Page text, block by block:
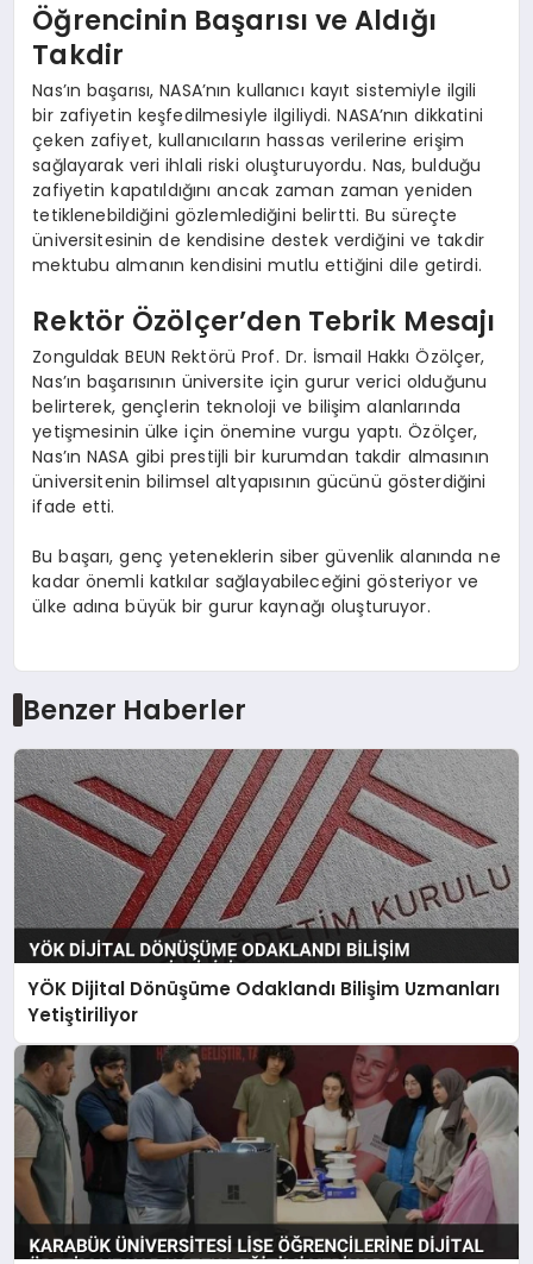
Öğrencinin Başarısı ve Aldığı
Takdir
Nas’ın başarısı, NASA’nın kullanıcı kayıt sistemiyle ilgili
bir zafiyetin keşfedilmesiyle ilgiliydi. NASA’nın dikkatini
çeken zafiyet, kullanıcıların hassas verilerine erişim
sağlayarak veri ihlali riski oluşturuyordu. Nas, bulduğu
zafiyetin kapatıldığını ancak zaman zaman yeniden
tetiklenebildiğini gözlemlediğini belirtti. Bu süreçte
üniversitesinin de kendisine destek verdiğini ve takdir
mektubu almanın kendisini mutlu ettiğini dile getirdi.
Rektör Özölçer’den Tebrik Mesajı
Zonguldak BEUN Rektörü Prof. Dr. İsmail Hakkı Özölçer,
Nas’ın başarısının üniversite için gurur verici olduğunu
belirterek, gençlerin teknoloji ve bilişim alanlarında
yetişmesinin ülke için önemine vurgu yaptı. Özölçer,
Nas’ın NASA gibi prestijli bir kurumdan takdir almasının
üniversitenin bilimsel altyapısının gücünü gösterdiğini
ifade etti.
Bu başarı, genç yeteneklerin siber güvenlik alanında ne
kadar önemli katkılar sağlayabileceğini gösteriyor ve
ülke adına büyük bir gurur kaynağı oluşturuyor.
Benzer Haberler
YÖK Dijital Dönüşüme Odaklandı Bilişim Uzmanları
Yetiştiriliyor